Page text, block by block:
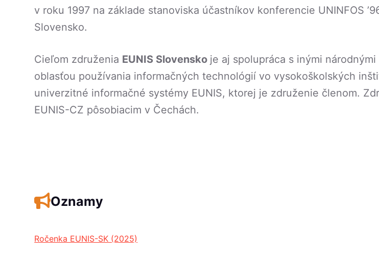
v roku 1997 na základe stanoviska účastníkov konferencie UNINFOS
Slovensko.
Cieľom združenia EUNIS Slovensko je aj spolupráca s inými
oblasťou používania informačných technológií vo vysokoškolských
univerzitné informačné systémy EUNIS, ktorej je združenie členom.
EUNIS-CZ pôsobiacim v Čechách.
Oznamy
Ročenka EUNIS-SK (2025)